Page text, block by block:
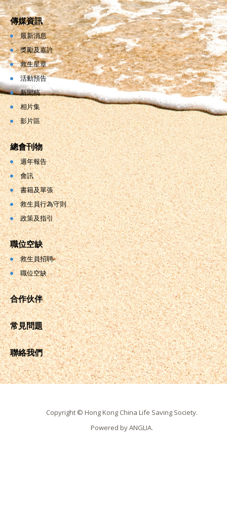
傳媒資訊
最新消息
獎勵及嘉許
救生星章
活動預告
新聞稿
相片集
影片區
總會刊物
週年報告
會訊
書籍及單張
救生員行為守則
政策及指引
職位空缺
救生員招聘
職位空缺
合作伙伴
常見問題
聯絡我們
Copyright © Hong Kong China Life Saving Society.
Powered byANGLIA.